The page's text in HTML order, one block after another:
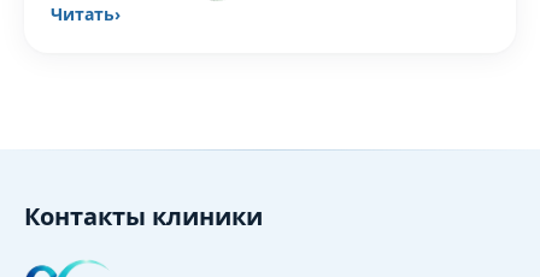
Читать›
Контакты клиники